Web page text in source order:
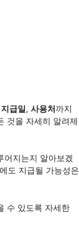
지급일, 사용처까지
것을 자세히 알려제
어지는지 알아보겠
도 지급될 가능성은
수 있도록 자세한